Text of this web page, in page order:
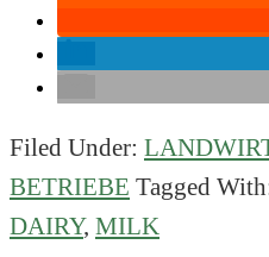
Filed Under:
BETRIEBE Tagged
DAIRY, MILK